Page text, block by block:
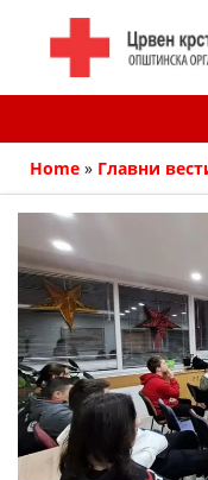
Home » Главни